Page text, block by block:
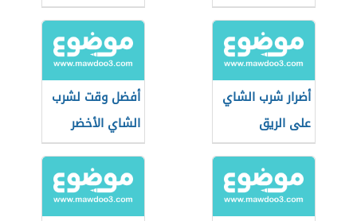
أضرار شرب الشاي
على الريق
أفضل وقت لشرب
الشاي الأخضر